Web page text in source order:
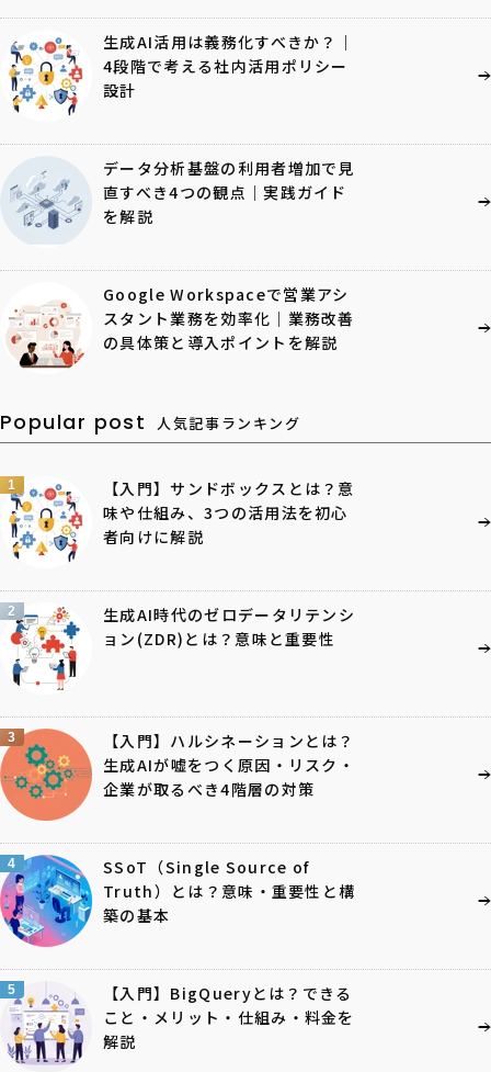
生成AI活用は義務化すべきか？｜
4段階で考える社内活用ポリシー
設計
データ分析基盤の利用者増加で見
直すべき4つの観点｜実践ガイド
を解説
Google Workspaceで営業アシ
スタント業務を効率化｜業務改善
の具体策と導入ポイントを解説
Popular post 人気記事ランキング
1
【入門】サンドボックスとは？意
味や仕組み、3つの活用法を初心
者向けに解説
2
生成AI時代のゼロデータリテンシ
ョン(ZDR)とは？意味と重要性
3
【入門】ハルシネーションとは？
生成AIが嘘をつく原因・リスク・
企業が取るべき4階層の対策
4
SSoT（Single Source of
Truth）とは？意味・重要性と構
築の基本
5
【入門】BigQueryとは？できる
こと・メリット・仕組み・料金を
解説